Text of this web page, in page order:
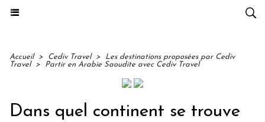
Accueil > Cediv Travel >
Les destinations proposées par Cediv
Travel
> Partir en Arabie Saoudite avec Cediv Travel
Dans quel continent se trouve